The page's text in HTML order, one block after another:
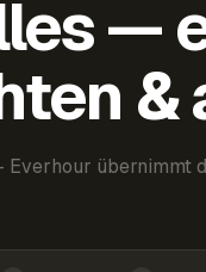
—
&
übernimmt